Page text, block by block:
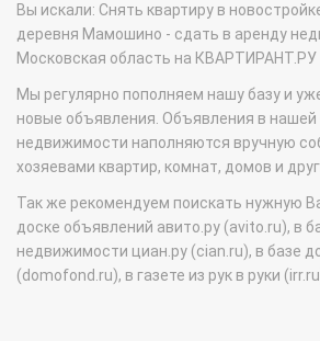
Вы искали: Снять квартиру в
деревня Мамошино - сдать в аренду
Московская область на КВАРТИРАНТ.РУ
Мы регулярно пополняем нашу базу и
новые объявления. Объявления в нашей
недвижимости наполняются вручную
хозяевами квартир, комнат, домов и
Так же рекомендуем поискать нужную
доске объявлений авито.ру (avito.ru), в
недвижимости циан.ру (cian.ru), в базе
(domofond.ru), в газете из рук в руки